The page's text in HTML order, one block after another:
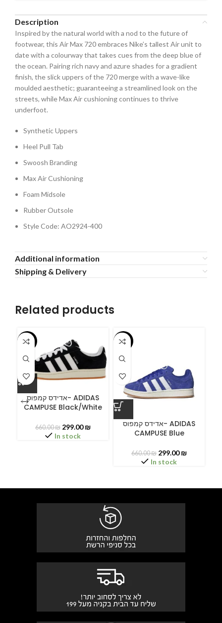
Description
Inspired by the natural world with a nod to the future of
footwear, this Air Max 720 embraces Nike’s tallest Air unit to
date with a colourway that takes cues from the deep blue of
the ocean. Pairing rich navy and azure shades for a gradient
finish, the slick uppers of the 720 merge with a wave-like
moulded aesthetic; guaranteeing a streamlined look on the
streets, while Max Air cushioning continues to thrive
underfoot.
Synthetic Uppers
Heel Pull Tab
Swoosh Branding
Max Air Cushioning
Foam Midsole
Rubber Outsole
Style Code: AO2924-400
Additional information
Shipping & Delivery
Related products
-55%
אדידס קמפוס- ADIDAS
CAMPUSE Black/White
660.00₪ 299.00₪
In stock
-55%
אדידס קמפוס- ADIDAS
CAMPUSE Blue
660.00₪ 299.00₪
In stock